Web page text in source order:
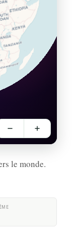
le monde.